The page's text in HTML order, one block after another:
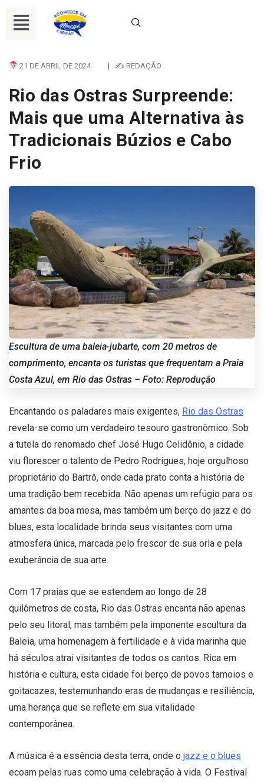
21 DE ABRIL DE 2024 | ✍ REDAÇÃO
Rio das Ostras Surpreende:
Mais que uma Alternativa às
Tradicionais Búzios e Cabo
Frio
Escultura de uma baleia-jubarte, com 20 metros de
comprimento, encanta os turistas que frequentam a Praia
Costa Azul, em Rio das Ostras – Foto: Reprodução
Encantando os paladares mais exigentes, Rio das Ostras
revela-se como um verdadeiro tesouro gastronômico. Sob
a tutela do renomado chef José Hugo Celidônio, a cidade
viu florescer o talento de Pedro Rodrigues, hoje orgulhoso
proprietário do Bartrô, onde cada prato conta a história de
uma tradição bem recebida. Não apenas um refúgio para os
amantes da boa mesa, mas também um berço do jazz e do
blues, esta localidade brinda seus visitantes com uma
atmosfera única, marcada pelo frescor de sua orla e pela
exuberância de sua arte.
Com 17 praias que se estendem ao longo de 28
quilômetros de costa, Rio das Ostras encanta não apenas
pelo seu litoral, mas também pela imponente escultura da
Baleia, uma homenagem à fertilidade e à vida marinha que
há séculos atrai visitantes de todos os cantos. Rica em
história e cultura, esta cidade foi berço de povos tamoios e
goitacazes, testemunhando eras de mudanças e resiliência,
uma herança que se reflete em sua vitalidade
contemporânea.
A música é a essência desta terra, onde o jazz e o blues
ecoam pelas ruas como uma celebração à vida. O Festival